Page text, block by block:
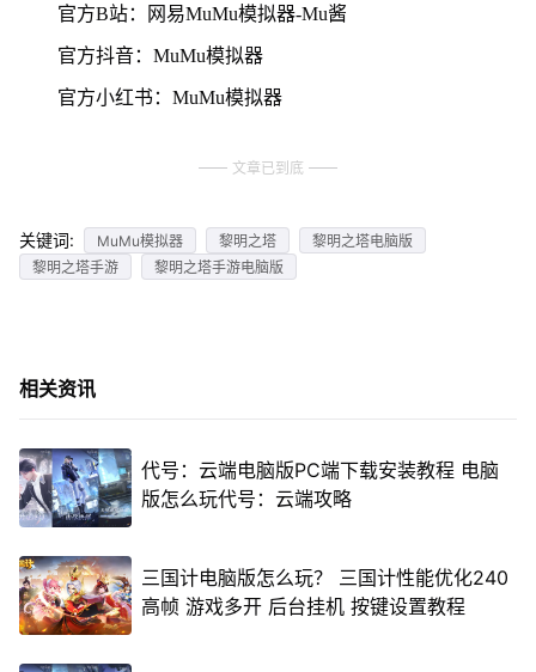
官方B站：网易MuMu模拟器-Mu酱
官方抖音：MuMu模拟器
官方小红书：MuMu模拟器
文章已到底
关键词: MuMu模拟器 黎明之塔
黎明之塔电脑版
黎明之塔手游
黎明之塔手游电脑版
相关资讯
代号：云端电脑版PC端下载安装教程 电脑
版怎么玩代号：云端攻略
三国计电脑版怎么玩？ 三国计性能优化240
高帧 游戏多开 后台挂机 按键设置教程